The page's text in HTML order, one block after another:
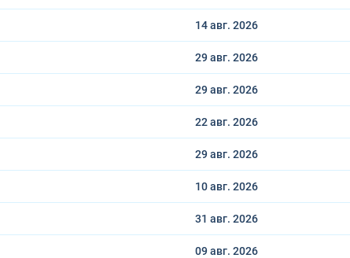
14 авг. 2026
29 авг. 2026
29 авг. 2026
22 авг. 2026
29 авг. 2026
10 авг. 2026
31 авг. 2026
09 авг. 2026